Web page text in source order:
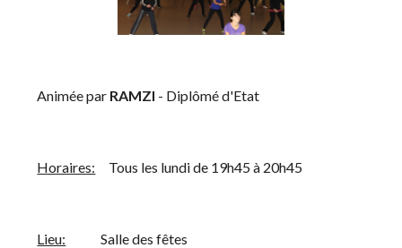
    Animée par
RAMZI - Diplômé d'Etat
Horaires:
     Tous les lundi de 19h45 à 20h45
Lieu:
             Salle des fêtes